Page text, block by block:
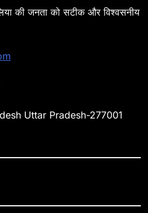
NATIONAL
: दिल्ली ब्लास्ट के बाद बलिया में
रेलवे स्टेशन व शहर में किया पैदल
लेकर गूंजा बलिया, पुलिस
की जनता को सटीक और विश्वसनीय
Uttar Pradesh-277001